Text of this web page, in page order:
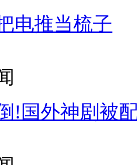
电推当梳子
!国外神剧被